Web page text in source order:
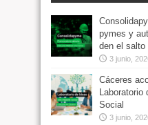
pymes y
den el
3 junio,
Cáceres
Laboratorio
Social
3 junio,